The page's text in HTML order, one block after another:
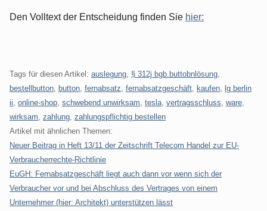
Den Volltext der Entscheidung finden Sie hier:
Tags für diesen Artikel: auslegung § 312j bgb.buttobnlösung
bestellbutton
button fernabsatz fernabsatzgeschäft kaufen
lg berlin
ii online-shop schwebend unwirksam tesla vertragsschluss ware
wirksam zahlung zahlungspflichtig bestellen
Artikel mit ähnlichen Themen:
Neuer Beitrag in Heft 13/11 der Zeitschrift Telecom Handel zur EU-
Verbraucherrechte-Richtlinie
EuGH: Fernabsatzgeschäft liegt auch dann vor wenn sich der
Verbraucher vor und bei Abschluss des Vertrages von einem
Unternehmer (hier: Architekt) unterstützen lässt